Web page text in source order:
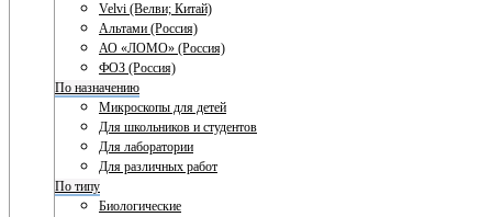
Velvi (Велви; Китай)
Альтами (Россия)
АО «ЛОМО» (Россия)
ФОЗ (Россия)
По назначению
Микроскопы для детей
Для школьников и студентов
Для лаборатории
Для различных работ
По типу
Биологические